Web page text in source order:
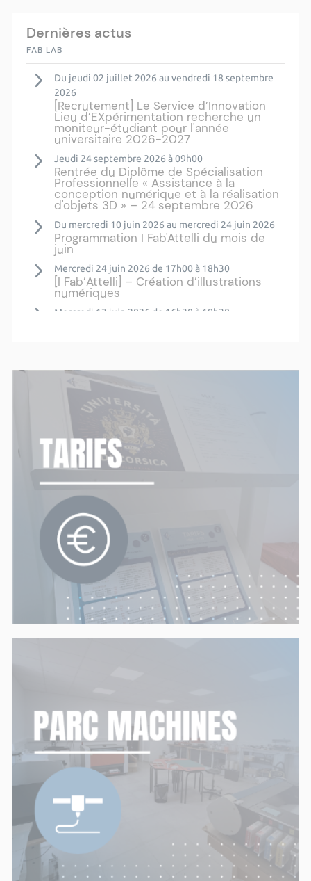
Dernières actus
FAB LAB
Du jeudi 02 juillet 2026 au vendredi 18 septembre
2026
[Recrutement] Le Service d’Innovation
Lieu d’EXpérimentation recherche un
moniteur-étudiant pour l'année
universitaire 2026-2027
Jeudi 24 septembre 2026 à 09h00
Rentrée du Diplôme de Spécialisation
Professionnelle « Assistance à la
conception numérique et à la réalisation
d'objets 3D » – 24 septembre 2026
Du mercredi 10 juin 2026 au mercredi 24 juin 2026
Programmation I Fab'Attelli du mois de
juin
Mercredi 24 juin 2026 de 17h00 à 18h30
[I Fab’Attelli] – Création d’illustrations
numériques
Mercredi 17 juin 2026 de 16h30 à 18h30